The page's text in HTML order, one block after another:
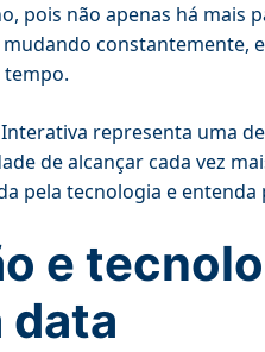
pois não apenas há mais
constantemente,
representa uma
de alcançar cada vez
pela tecnologia e
e
data